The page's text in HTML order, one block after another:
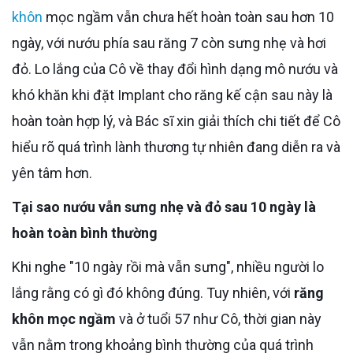
khôn mọc ngầm vẫn chưa hết hoàn toàn sau hơn 10
ngày, với nướu phía sau răng 7 còn sưng nhẹ và hơi
đỏ. Lo lắng của Cô về thay đổi hình dạng mô nướu và
khó khăn khi đặt Implant cho răng kế cận sau này là
hoàn toàn hợp lý, và Bác sĩ xin giải thích chi tiết để Cô
hiểu rõ quá trình lành thương tự nhiên đang diễn ra và
yên tâm hơn.
Tại sao nướu vẫn sưng nhẹ và đỏ sau 10 ngày là
hoàn toàn bình thường
Khi nghe "10 ngày rồi mà vẫn sưng", nhiều người lo
lắng rằng có gì đó không đúng. Tuy nhiên, với răng
khôn mọc ngầm và ở tuổi 57 như Cô, thời gian này
vẫn nằm trong khoảng bình thường của quá trình